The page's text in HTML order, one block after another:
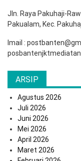
Jln. Raya Pakuhaji-
Pakualam, Kec.
Imail :
ARSIP
Agustus 2026
Juli 2026
Juni 2026
Mei 2026
April 2026
Maret 2026